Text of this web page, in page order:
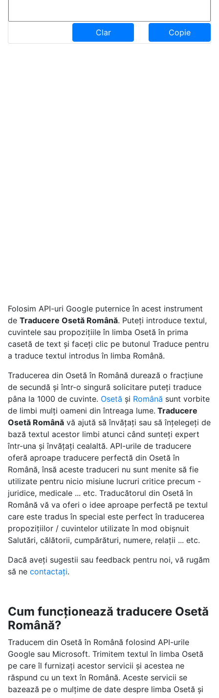
Clar Copie
Folosim API-uri Google puternice în acest instrument
de Traducere Osetă Română. Puteți introduce textul,
cuvintele sau propozițiile în limba Osetă în prima
casetă de text și faceți clic pe butonul Traduce pentru
a traduce textul introdus în limba Română.
Traducerea din Osetă în Română durează o fracțiune
de secundă și într-o singură solicitare puteți traduce
pâna la 1000 de cuvinte. Osetă și Română sunt vorbite
de limbi mulți oameni din întreaga lume. Traducere
Osetă Românăvă ajută să învățați sau să înțelegeți de
bază textul acestor limbi atunci când sunteți expert
într-una și învățați cealaltă. API-urile de traducere
oferă aproape traducere perfectă din Osetă în
Română, însă aceste traduceri nu sunt menite să fie
utilizate pentru nicio misiune lucruri critice precum -
juridice, medicale ... etc. Traducătorul din Osetă în
Română vă va oferi o idee aproape perfectă pe textul
care este tradus în special este perfect în traducerea
propozițiilor / cuvintelor utilizate în mod obișnuit
Salutări, călătorii, cumpărături, numere, relații ... etc.
Dacă aveți sugestii sau feedback pentru noi, vă rugăm
să ne contactați.
Cum funcționează traducere Osetă
Română?
Traducem din Osetă în Română folosind API-urile
Google sau Microsoft. Trimitem textul în limba Osetă
pe care îl furnizați acestor servicii și acestea ne
răspund cu un text în Română. Aceste servicii se
bazează pe o mulțime de date despre limba Osetă și